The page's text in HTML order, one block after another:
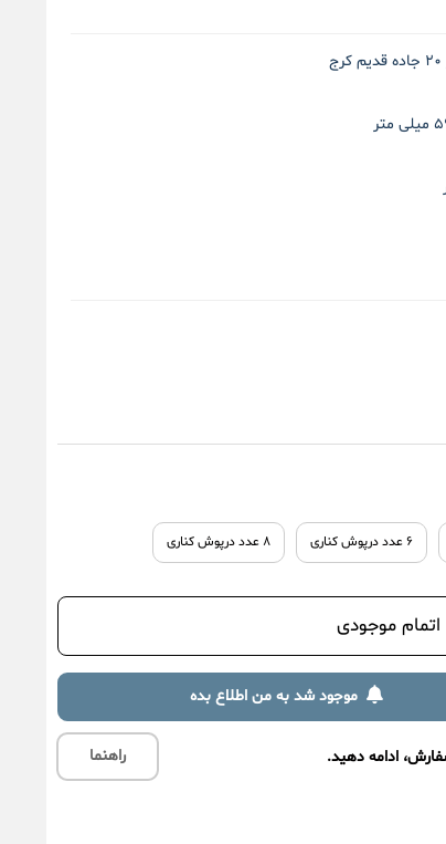
۶ عدد درپوش کناری ۸ عدد درپوش کناری
اتمام موجودی
موجود شد به من اطلاع بده
ادامه دهید. راهنما